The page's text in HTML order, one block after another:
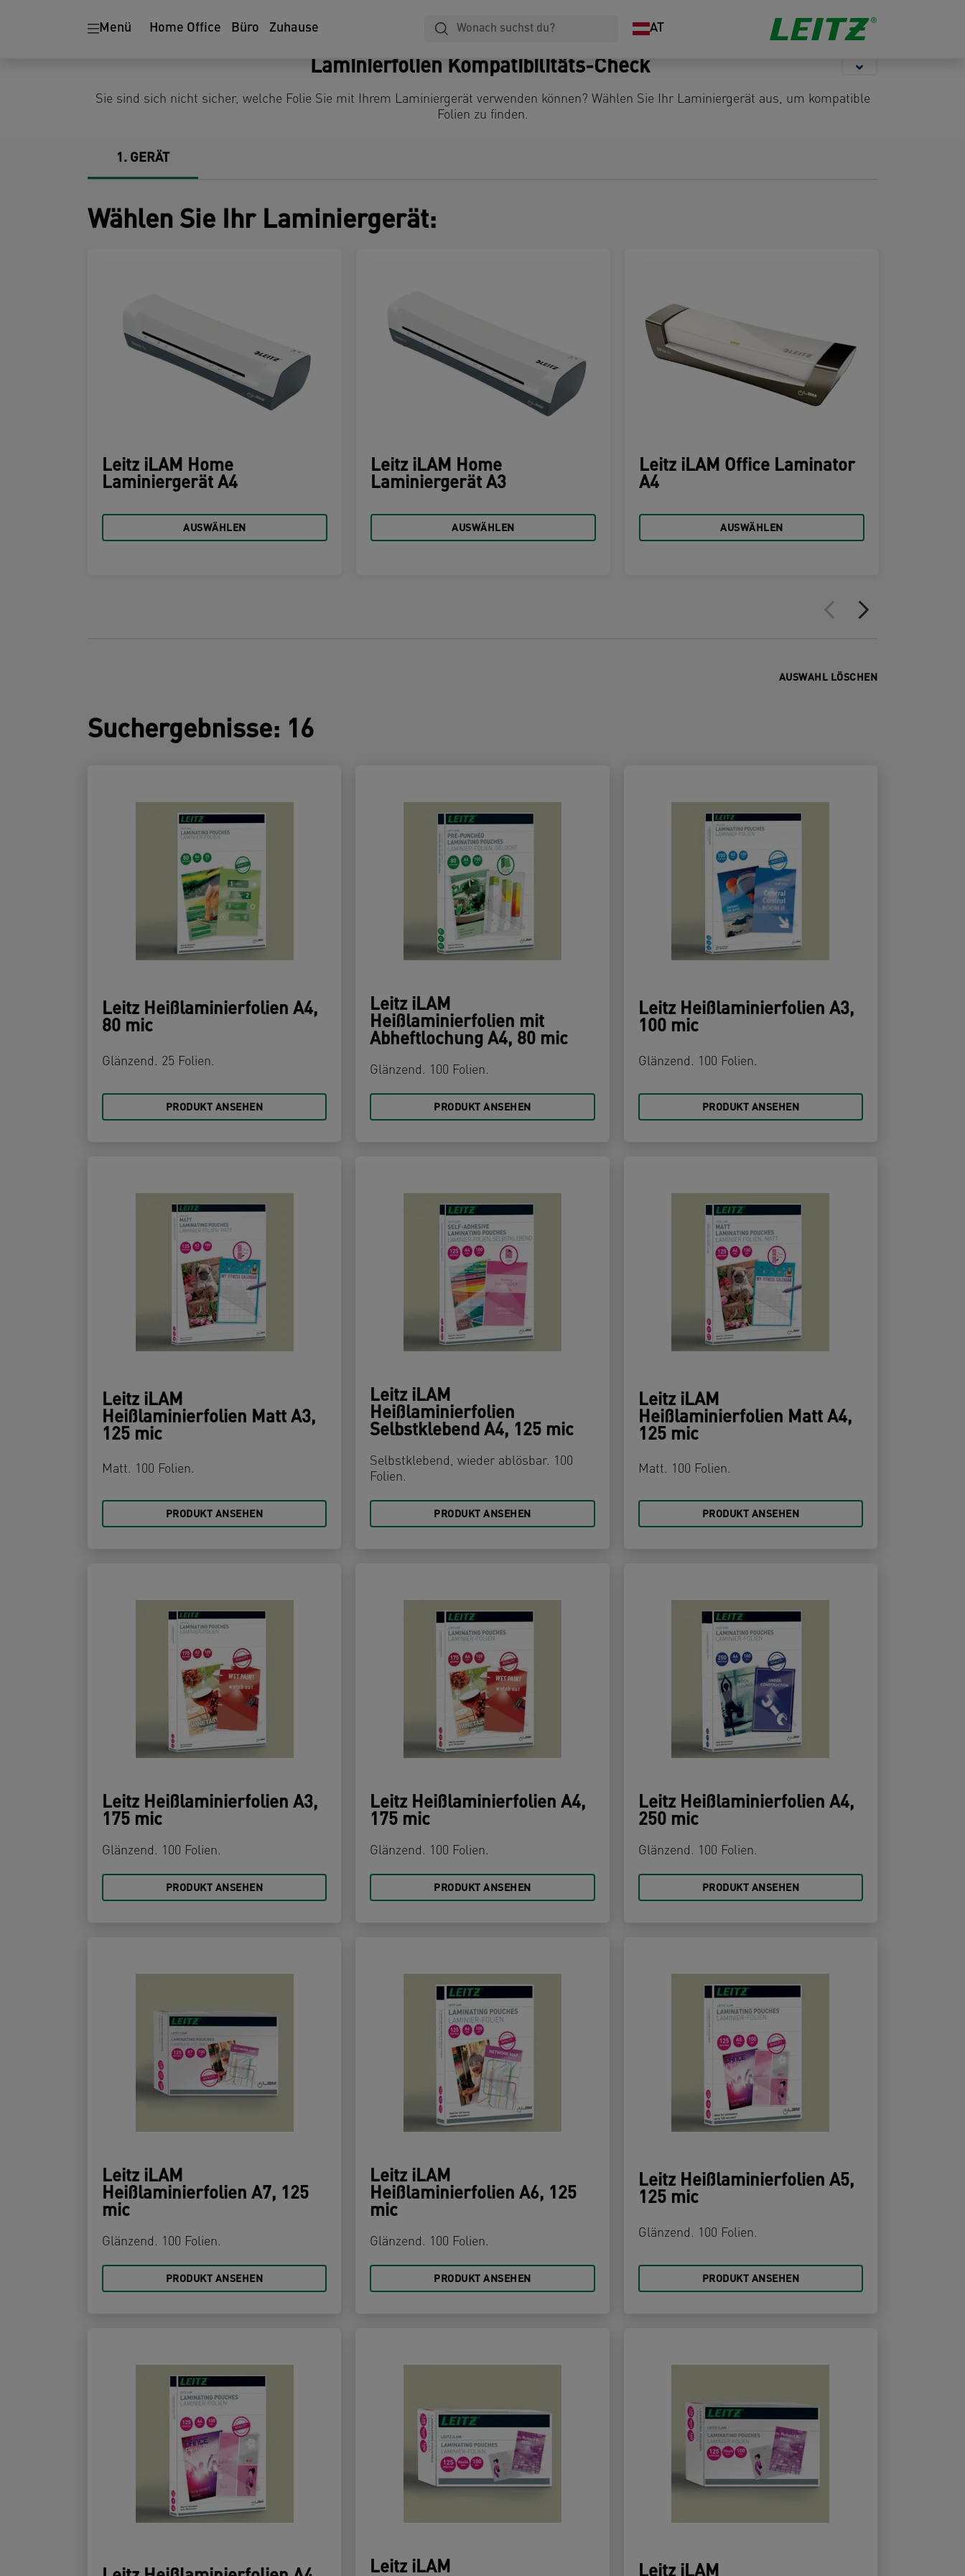
Menü Home Office Büro Zuhause AT
Locher &
Heftgeräte
Laminierfolien Kompatibilitäts-Check
Sie sind sich nicht sicher, welche Folie Sie mit Ihrem Laminiergerät verwenden können? Wählen Sie Ihr Laminiergerät aus, um kompatible
Folien zu finden.
1 GERÄT
Wählen Sie Ihr Laminiergerät:
Leitz iLAM Home
Laminiergerät A4
AUSWÄHLEN
Leitz iLAM Home
Laminiergerät A3
AUSWÄHLEN
Leitz iLAM Office Laminator
A4
AUSWÄHLEN
AUSWAHL LÖSCHEN
Suchergebnisse: 16
Leitz Heißlaminierfolien A4,
80 mic
Glänzend. 25 Folien.
PRODUKT ANSEHEN
Leitz iLAM
Heißlaminierfolien mit
Abheftlochung A4, 80 mic
Glänzend. 100 Folien.
PRODUKT ANSEHEN
Leitz Heißlaminierfolien A3,
100 mic
Glänzend. 100 Folien.
PRODUKT ANSEHEN
Leitz iLAM
Heißlaminierfolien Matt A3,
125 mic
Matt. 100 Folien.
PRODUKT ANSEHEN
Leitz iLAM
Heißlaminierfolien
Selbstklebend A4, 125 mic
Selbstklebend, wieder ablösbar. 100
Folien.
PRODUKT ANSEHEN
Leitz iLAM
Heißlaminierfolien Matt A4,
125 mic
Matt. 100 Folien.
PRODUKT ANSEHEN
Leitz Heißlaminierfolien A3,
175 mic
Glänzend. 100 Folien.
PRODUKT ANSEHEN
Leitz Heißlaminierfolien A4,
175 mic
Glänzend. 100 Folien.
PRODUKT ANSEHEN
Leitz Heißlaminierfolien A4,
250 mic
Glänzend. 100 Folien.
PRODUKT ANSEHEN
Leitz iLAM
Heißlaminierfolien A7, 125
mic
Glänzend. 100 Folien.
PRODUKT ANSEHEN
Leitz iLAM
Heißlaminierfolien A6, 125
mic
Glänzend. 100 Folien.
PRODUKT ANSEHEN
Leitz Heißlaminierfolien A5,
125 mic
Glänzend. 100 Folien.
PRODUKT ANSEHEN
Leitz iLAM Leitz iLAM